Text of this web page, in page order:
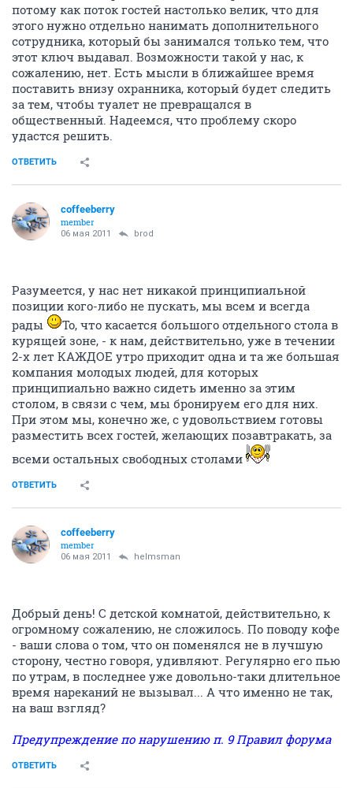
потому как поток гостей настолько велик, что для
этого нужно отдельно нанимать дополнительного
сотрудника, который бы занимался только тем, что
этот ключ выдавал. Возможности такой у нас, к
сожалению, нет. Есть мысли в ближайшее время
поставить внизу охранника, который будет следить
за тем, чтобы туалет не превращался в
общественный. Надеемся, что проблему скоро
удастся решить.
ОТВЕТИТЬ
coffeeberry
member
06 мая 2011 brod
Разумеется, у нас нет никакой принципиальной
позиции кого-либо не пускать, мы всем и всегда
рады
То, что касается большого отдельного стола в
курящей зоне, - к нам, действительно, уже в течении
2-х лет КАЖДОЕ утро приходит одна и та же большая
компания молодых людей, для которых
принципиально важно сидеть именно за этим
столом, в связи с чем, мы бронируем его для них.
При этом мы, конечно же, с удовольствием готовы
разместить всех гостей, желающих позавтракать, за
всеми остальных свободных столами
ОТВЕТИТЬ
coffeeberry
member
06 мая 2011 helmsman
Добрый день! С детской комнатой, действительно, к
огромному сожалению, не сложилось. По поводу кофе
- ваши слова о том, что он поменялся не в лучшую
сторону, честно говоря, удивляют. Регулярно его пью
по утрам, в последнее уже довольно-таки длительное
время нареканий не вызывал... А что именно не так,
на ваш взгляд?
Предупреждение по нарушению п. 9 Правил форума
ОТВЕТИТЬ